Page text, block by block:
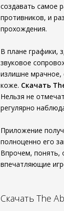
создавать самое
противников, и
прохождения.
В плане графики,
звуковое
излишне мрачное,
коже. Скачать
Нельзя не
регулярно
Приложение
полноценно его
Впрочем, понять,
впечатляющие
Скачать The